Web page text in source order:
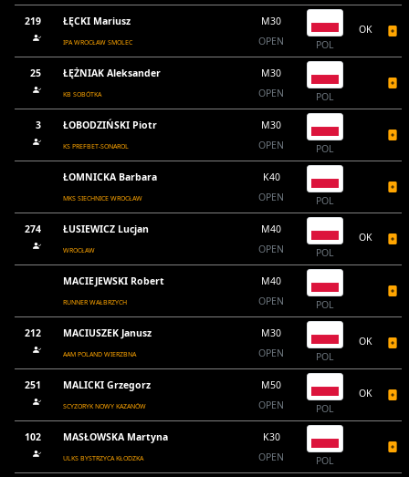
219 ŁĘCKI Mariusz
IPA WROCŁAW SMOLEC
M30
OPEN
POL
OK
25 ŁĘŻNIAK Aleksander
KB SOBÓTKA
M30
OPEN
POL
3 ŁOBODZIŃSKI Piotr
KS PREFBET-SONAROL
M30
OPEN
POL
ŁOMNICKA Barbara
MKS SIECHNICE WROCŁAW
K40
OPEN
POL
274 ŁUSIEWICZ Lucjan
WROCŁAW
M40
OPEN
POL
OK
MACIEJEWSKI Robert
RUNNER WAŁBRZYCH
M40
OPEN
POL
212 MACIUSZEK Janusz
AAM POLAND WIERZBNA
M30
OPEN
POL
OK
251 MALICKI Grzegorz
SCYZORYK NOWY KAZANÓW
M50
OPEN
POL
OK
102 MASŁOWSKA Martyna
ULKS BYSTRZYCA KŁODZKA
K30
OPEN
POL